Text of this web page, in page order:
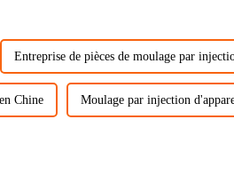
Entreprise de pièces de moulage par
Chine Moulage par injection